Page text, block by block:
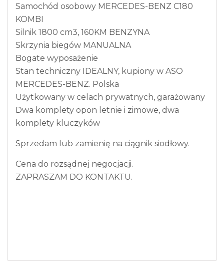
Samochód osobowy MERCEDES-BENZ C180
KOMBI
Silnik 1800 cm3, 160KM BENZYNA
Skrzynia biegów MANUALNA
Bogate wyposażenie
Stan techniczny IDEALNY, kupiony w ASO
MERCEDES-BENZ. Polska
Użytkowany w celach prywatnych, garażowany
Dwa komplety opon letnie i zimowe, dwa
komplety kluczyków
Sprzedam lub zamienię na ciągnik siodłowy.
Cena do rozsądnej negocjacji.
ZAPRASZAM DO KONTAKTU.